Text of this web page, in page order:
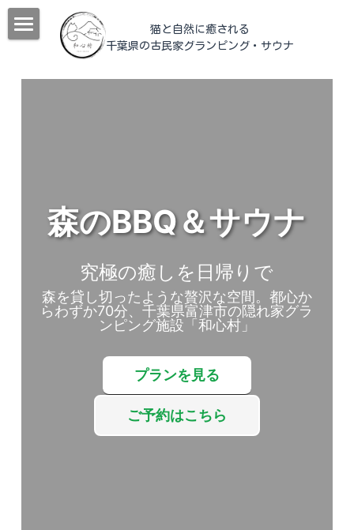
猫と自然に癒される
千葉県の古民家グランピング ・サウナ
猫治
公式サイトが最もお得！
森サウナ
猫食堂
ヤギと烏骨鶏の家
ワカとキリンの家
客室
管理人室
食事
日帰り
すべてのカテゴリ
和心村の日常
観光案内
周辺観光情報
外国人観光客
森のBBQ＆サウナ
究極の癒しを日帰りで
森を貸し切ったような贅沢な空間。都心か
らわずか70分、千葉県富津市の隠れ家グラ
ンピング施設「和心村」
プランを見る
ご予約はこちら